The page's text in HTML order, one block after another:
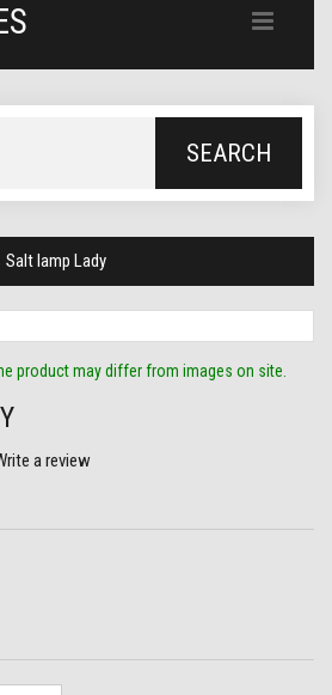
SEARCH
Salt lamp Lady
product may differ from images on site.
a review